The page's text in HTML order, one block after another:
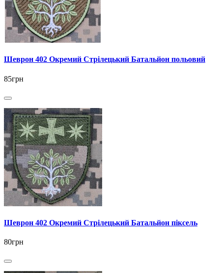
Шеврон 402 Окремий Стрілецький Батальйон польовий
85грн
Шеврон 402 Окремий Стрілецький Батальйон піксель
80грн